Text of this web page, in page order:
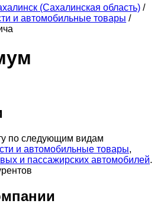
(Сахалинская область) /
и автомобильные товары /
по следующим видам
и автомобильные товары,
и пассажирских автомобилей.